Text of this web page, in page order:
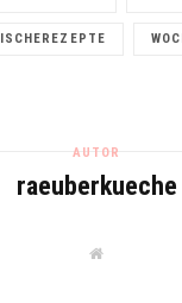
AUTOR
raeuberkueche
W